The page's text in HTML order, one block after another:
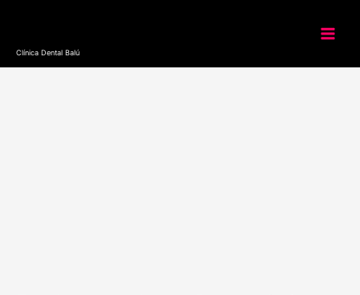
Clínica Dental Balú